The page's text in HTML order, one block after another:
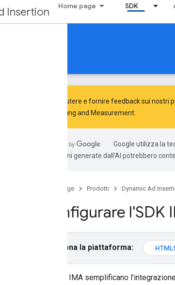
Insertion Home page SDK
Per discutere e fornire feedback sui nostri
Advertising and Measurement
Google utilizza la
traduzioni generate dall'AI potrebbero
Home page Prodotti Dynamic Ad
Configurare l'SDK
Seleziona la piattaforma:
Gli SDK IMA semplificano